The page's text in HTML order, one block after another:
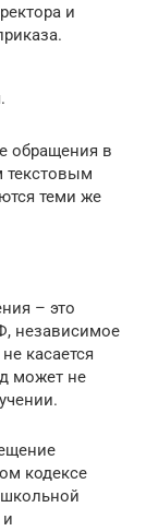
и
обращения в
текстовым
теми же
– это
независимое
касается
может не
кодексе